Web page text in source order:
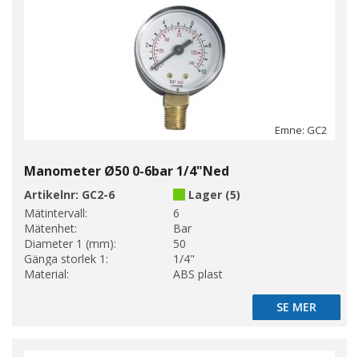
Emne: GC2
Manometer Ø50 0-6bar 1/4"Ned
Artikelnr: GC2-6
Lager (5)
Mätintervall:
6
Mätenhet:
Bar
Diameter 1 (mm):
50
Gänga storlek 1:
1/4"
Material:
ABS plast
SE MER
SE MER